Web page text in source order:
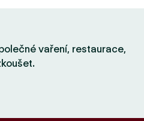
vaření, restaurace,